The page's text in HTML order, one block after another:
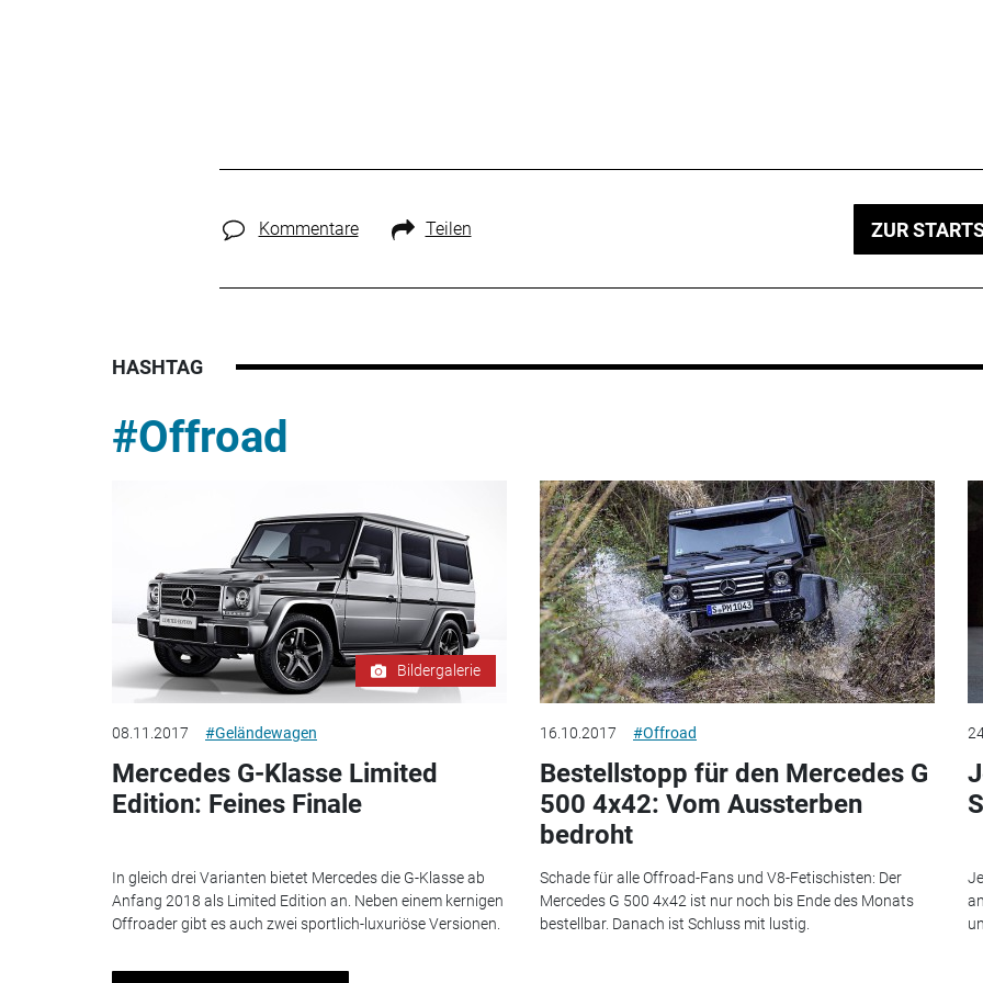
Kommentare Teilen ZUR
HASHTAG
#Offroad
Bildergalerie
08.11.2017 #Geländewagen
Mercedes G-Klasse Limited
Edition: Feines Finale
In gleich drei Varianten bietet Mercedes die G-Klasse ab
Anfang 2018 als Limited Edition an. Neben einem kernigen
Offroader gibt es auch zwei sportlich-luxuriöse Versionen.
16.10.2017 #Offroad
Bestellstopp für den Mercedes G
500 4x42: Vom Aussterben
bedroht
Schade für alle Offroad-Fans und V8-Fetischisten: Der
Mercedes G 500 4x42 ist nur noch bis Ende des Monats
bestellbar. Danach ist Schluss mit lustig.